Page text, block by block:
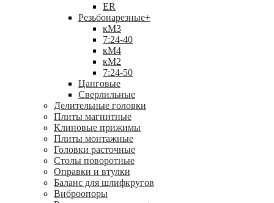
ER
Резьбонарезные+
кМ3
7:24-40
кМ4
кМ2
7:24-50
Цанговые
Сверлильные
Делительные головки
Плиты магнитные
Клиновые прижимы
Плиты монтажные
Головки расточные
Столы поворотные
Оправки и втулки
Баланс для шлифкругов
Виброопоры